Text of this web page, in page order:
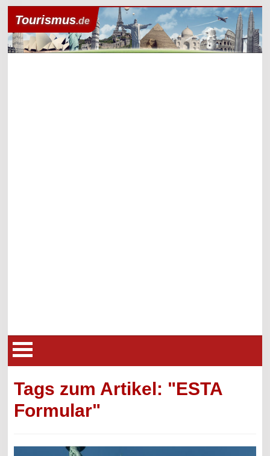
Tourismus.de
Tags zum Artikel: "ESTA
Formular"